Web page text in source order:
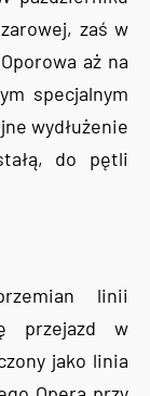
zaś w
aż na
specjalnym
wydłużenie
do pętli
linii
przejazd w
jako linia